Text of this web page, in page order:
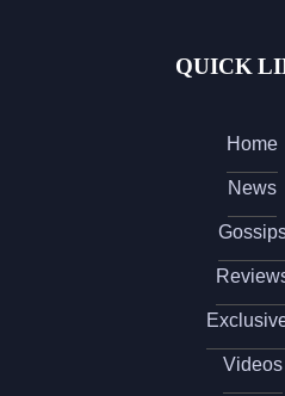
QUICK
Home
News
Videos